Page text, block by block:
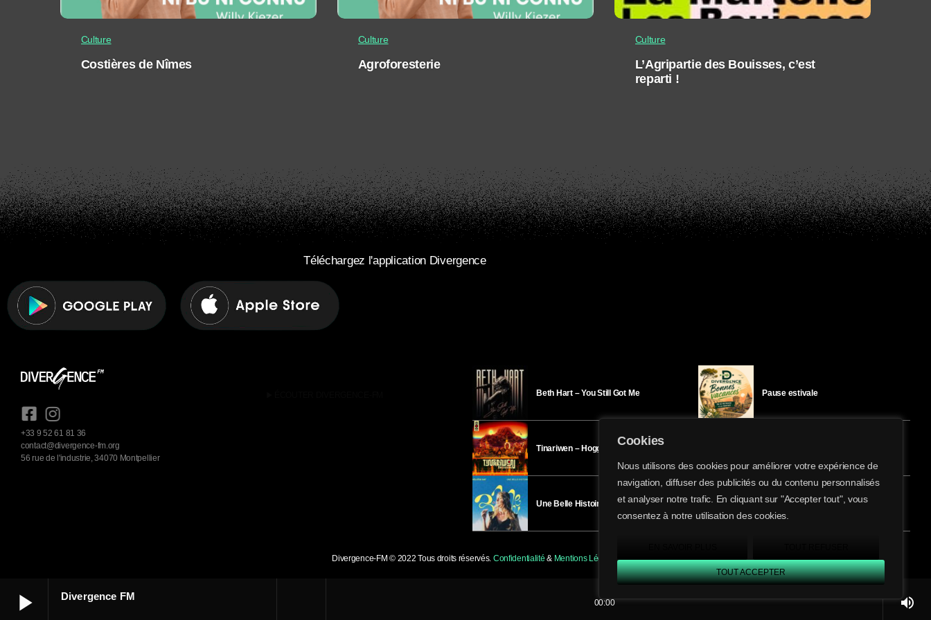
Cookies
Nous utilisons des cookies pour améliorer votre expérience de
navigation, diffuser des publicités ou du contenu personnalisés
et analyser notre trafic. En cliquant sur "Accepter tout", vous
consentez à notre utilisation des cookies.
TOUT ACCEPTER
play_arrow Divergence FM
00:00 volume_up
share
email
Culture
Costières de Nîmes
Culture
Agroforesterie
Culture
L’Agripartie des Bouisses, c’est
reparti !
Téléchargez l'application Divergence
+33 9 52 61 81 36
contact@divergence-fm.org
56 rue de l'industrie, 34070 Montpellier
Beth Hart – You Still Got Me
Tinariwen – Hoggar
Une Belle Histoire – Héloïse Bay
Pause estivale
Ici l’Ombre – mardi 28 juillet
Divergence-FM © 2022 Tous droits réservés. Confidentialité & Mentions Légales.